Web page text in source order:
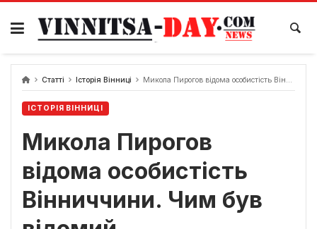
Skip
content
Статті Історія Вінниці Микола Пирогов відома особистість Вінниччини. Чим був відомий
ІСТОРІЯ ВІННИЦІ
Микола Пирогов
відома особистість
Вінниччини. Чим був